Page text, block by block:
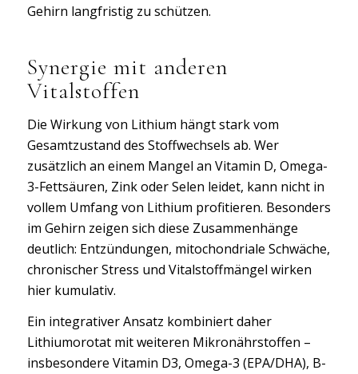
Gehirn langfristig zu schützen.
Synergie mit anderen
Vitalstoffen
Die Wirkung von Lithium hängt stark vom
Gesamtzustand des Stoffwechsels ab. Wer
zusätzlich an einem Mangel an Vitamin D, Omega-
3-Fettsäuren, Zink oder Selen leidet, kann nicht in
vollem Umfang von Lithium profitieren. Besonders
im Gehirn zeigen sich diese Zusammenhänge
deutlich: Entzündungen, mitochondriale Schwäche,
chronischer Stress und Vitalstoffmängel wirken
hier kumulativ.
Ein integrativer Ansatz kombiniert daher
Lithiumorotat mit weiteren Mikronährstoffen –
insbesondere Vitamin D3, Omega-3 (EPA/DHA), B-